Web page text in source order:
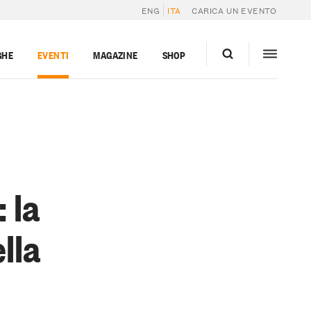
ENG ITA CARICA UN EVENTO
EVENTI MAGAZINE SHOP
la